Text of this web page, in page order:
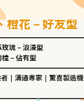
橙花－好友型
玫瑰 － 浪漫型
桂 － 佔有型
溝通專家 驚喜製造機